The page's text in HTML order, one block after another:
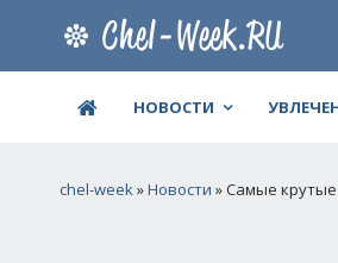
НОВОСТИ
chel-week»Новости » Самые